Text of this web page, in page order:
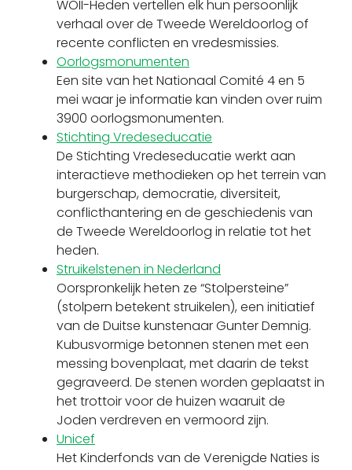
WOII-Heden vertellen elk hun persoonlijk
verhaal over de Tweede Wereldoorlog of
recente conflicten en vredesmissies.
Oorlogsmonumenten
Een site van het Nationaal Comité 4 en 5
mei waar je informatie kan vinden over ruim
3900 oorlogsmonumenten.
Stichting Vredeseducatie
De Stichting Vredeseducatie werkt aan
interactieve methodieken op het terrein van
burgerschap, democratie, diversiteit,
conflicthantering en de geschiedenis van
de Tweede Wereldoorlog in relatie tot het
heden.
Struikelstenen in Nederland
Oorspronkelijk heten ze “Stolpersteine”
(stolpern betekent struikelen), een initiatief
van de Duitse kunstenaar Gunter Demnig.
Kubusvormige betonnen stenen met een
messing bovenplaat, met daarin de tekst
gegraveerd. De stenen worden geplaatst in
het trottoir voor de huizen waaruit de
Joden verdreven en vermoord zijn.
Unicef
Het Kinderfonds van de Verenigde Naties is